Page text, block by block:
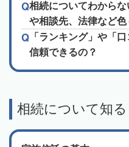
相続についてわから
や相談先、法律など色
「ランキング」や「
信頼できるの？
相続について知る